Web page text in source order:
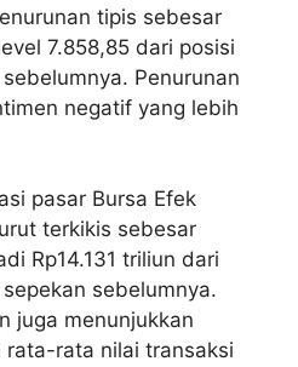
tipis sebesar
7.858,85 dari posisi
Penurunan
negatif yang lebih
pasar Bursa Efek
terkikis sebesar
Rp14.131 triliun dari
sebelumnya.
juga menunjukkan
rata nilai transaksi